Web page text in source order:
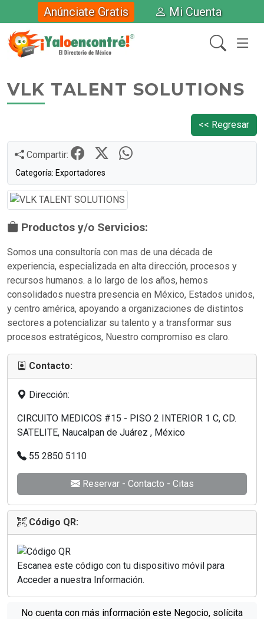
Anúnciate Gratis Mi Cuenta
VLK TALENT SOLUTIONS
<< Regresar
Compartir:
Categoría: Exportadores
Productos y/o Servicios:
Somos una consultoría con mas de una década de
experiencia, especializada en alta dirección, procesos y
recursos humanos. a lo largo de los años, hemos
consolidados nuestra presencia en México, Estados unidos,
y centro américa, apoyando a organizaciones de distintos
sectores a potencializar su talento y a transformar sus
procesos estratégicos, Nuestro compromiso es claro.
Contacto:
Dirección:
CIRCUITO MEDICOS #15 - PISO 2 INTERIOR 1 C, CD.
SATELITE, Naucalpan de Juárez , México
55 2850 5110
Reservar - Contacto - Citas
Código QR:
Escanea este código con tu dispositivo móvil para
Acceder a nuestra Información.
No cuenta con más información este Negocio, solícita